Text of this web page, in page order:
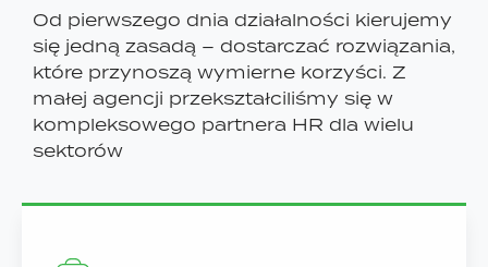
Od pierwszego dnia działalności kierujemy
się jedną zasadą – dostarczać rozwiązania,
które przynoszą wymierne korzyści. Z
małej agencji przekształciliśmy się w
kompleksowego partnera HR dla wielu
sektorów